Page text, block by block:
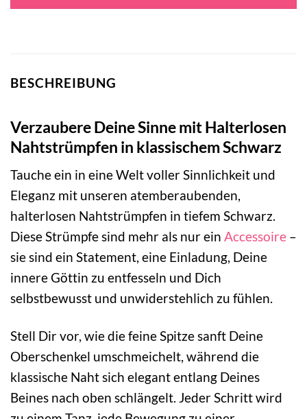
BESCHREIBUNG
Verzaubere Deine Sinne mit Halterlosen
Nahtstrümpfen in klassischem Schwarz
Tauche ein in eine Welt voller Sinnlichkeit und
Eleganz mit unseren atemberaubenden,
halterlosen Nahtstrümpfen in tiefem Schwarz.
Diese Strümpfe sind mehr als nur ein Accessoire –
sie sind ein Statement, eine Einladung, Deine
innere Göttin zu entfesseln und Dich
selbstbewusst und unwiderstehlich zu fühlen.
Stell Dir vor, wie die feine Spitze sanft Deine
Oberschenkel umschmeichelt, während die
klassische Naht sich elegant entlang Deines
Beines nach oben schlängelt. Jeder Schritt wird